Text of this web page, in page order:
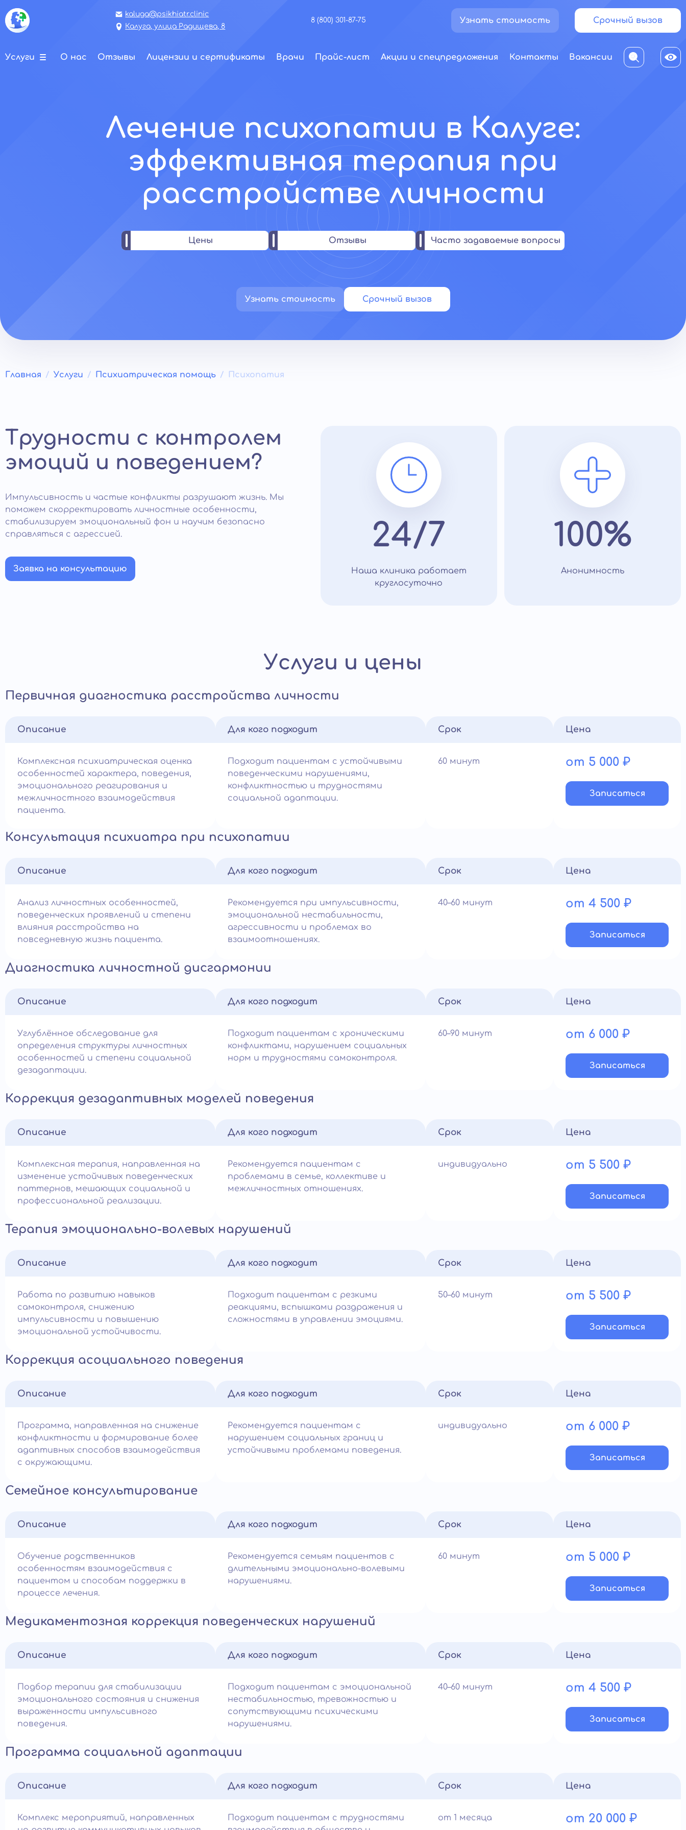
kaluga@psikhiatr.clinic
Калуга, улица Радищева, 8
8 (800) 301-87-75 Узнать стоимость Срочный вызов
Услуги О нас Отзывы Лицензии и сертификаты Врачи Прайс-лист Акции и спецпредложения Контакты Вакансии
Лечение психопатии в Калуге:
эффективная терапия при
расстройстве личности
Цены Отзывы Часто задаваемые вопросы
Узнать стоимость Срочный вызов
Главная Услуги Психиатрическая помощь Психопатия
Трудности с контролем
эмоций и поведением?
Импульсивность и частые конфликты разрушают жизнь. Мы
поможем скорректировать личностные особенности,
стабилизируем эмоциональный фон и научим безопасно
справляться с агрессией.
Заявка на консультацию
24/7
Наша клиника работает
круглосуточно
100%
Анонимность
Услуги и цены
Первичная диагностика расстройства личности
Описание
Комплексная психиатрическая оценка
особенностей характера, поведения,
эмоционального реагирования и
межличностного взаимодействия
пациента.
Для кого подходит
Подходит пациентам с устойчивыми
поведенческими нарушениями,
конфликтностью и трудностями
социальной адаптации.
Срок
60 минут
Цена
от 5 000 ₽
Записатьcя
Консультация психиатра при психопатии
Описание
Анализ личностных особенностей,
поведенческих проявлений и степени
влияния расстройства на
повседневную жизнь пациента.
Для кого подходит
Рекомендуется при импульсивности,
эмоциональной нестабильности,
агрессивности и проблемах во
взаимоотношениях.
Срок
40–60 минут
Цена
от 4 500 ₽
Записатьcя
Диагностика личностной дисгармонии
Описание
Углублённое обследование для
определения структуры личностных
особенностей и степени социальной
дезадаптации.
Для кого подходит
Подходит пациентам с хроническими
конфликтами, нарушением социальных
норм и трудностями самоконтроля.
Срок
60–90 минут
Цена
от 6 000 ₽
Записатьcя
Коррекция дезадаптивных моделей поведения
Описание
Комплексная терапия, направленная на
изменение устойчивых поведенческих
паттернов, мешающих социальной и
профессиональной реализации.
Для кого подходит
Рекомендуется пациентам с
проблемами в семье, коллективе и
межличностных отношениях.
Срок
индивидуально
Цена
от 5 500 ₽
Записатьcя
Терапия эмоционально-волевых нарушений
Описание
Работа по развитию навыков
самоконтроля, снижению
импульсивности и повышению
эмоциональной устойчивости.
Для кого подходит
Подходит пациентам с резкими
реакциями, вспышками раздражения и
сложностями в управлении эмоциями.
Срок
50–60 минут
Цена
от 5 500 ₽
Записатьcя
Коррекция асоциального поведения
Описание
Программа, направленная на снижение
конфликтности и формирование более
адаптивных способов взаимодействия
с окружающими.
Для кого подходит
Рекомендуется пациентам с
нарушением социальных границ и
устойчивыми проблемами поведения.
Срок
индивидуально
Цена
от 6 000 ₽
Записатьcя
Семейное консультирование
Описание
Обучение родственников
особенностям взаимодействия с
пациентом и способам поддержки в
процессе лечения.
Для кого подходит
Рекомендуется семьям пациентов с
длительными эмоционально-волевыми
нарушениями.
Срок
60 минут
Цена
от 5 000 ₽
Записатьcя
Медикаментозная коррекция поведенческих нарушений
Описание
Подбор терапии для стабилизации
эмоционального состояния и снижения
выраженности импульсивного
поведения.
Для кого подходит
Подходит пациентам с эмоциональной
нестабильностью, тревожностью и
сопутствующими психическими
нарушениями.
Срок
40–60 минут
Цена
от 4 500 ₽
Записатьcя
Программа социальной адаптации
Описание
Комплекс мероприятий, направленных
Для кого подходит
Подходит пациентам с трудностями
Срок
от 1 месяца
Цена
от 20 000 ₽